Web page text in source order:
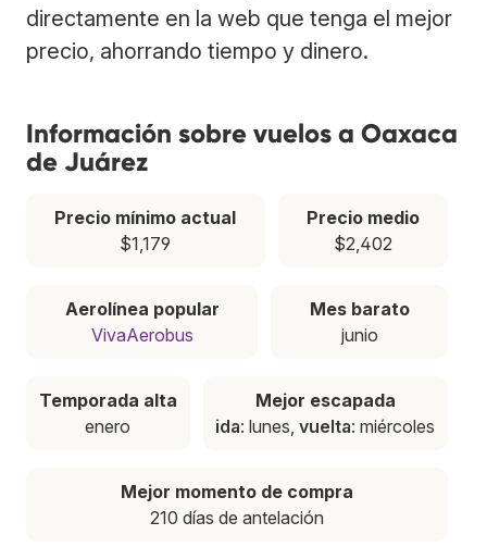
directamente en la web que tenga el mejor
precio, ahorrando tiempo y dinero.
Información sobre vuelos a Oaxaca
de Juárez
Precio mínimo actual
$1,179
Precio medio
$2,402
Aerolínea popular
VivaAerobus
Mes barato
junio
Temporada alta
enero
Mejor escapada
ida: lunes,vuelta: miércoles
Mejor momento de compra
210 días de antelación